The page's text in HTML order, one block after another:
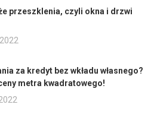
przeszklenia, czyli okna i drzwi
za kredyt bez wkładu własnego?
metra kwadratowego!